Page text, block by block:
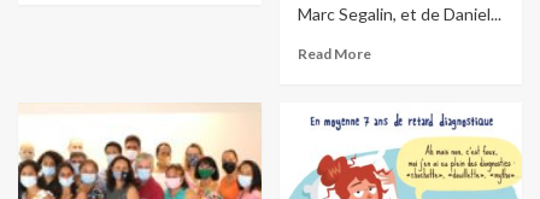
Marc Segalin, et de Daniel...
Read More